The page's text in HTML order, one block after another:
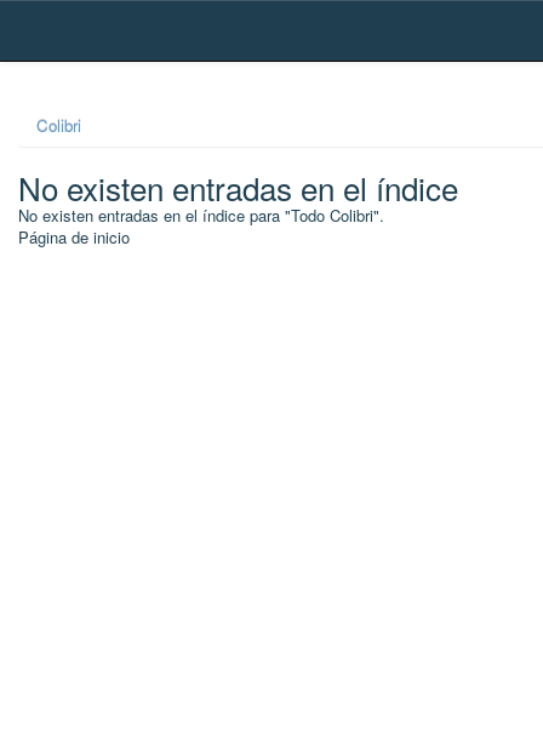
Skip
Colibri
No existen entradas en el índice
No existen entradas en el índice para "Todo Colibri".
Página de inicio